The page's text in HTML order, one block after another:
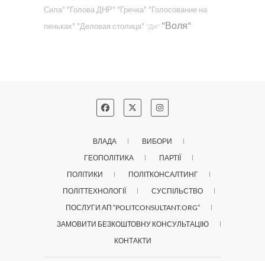
Сила" "Голова ДНР" "Гречка" "Голосование на
пеньках" "Деловая столица" "Дія" "Воля"
ВЛАДА
ВИБОРИ
ГЕОПОЛІТИКА
ПАРТІЇ
ПОЛІТИКИ
ПОЛІТКОНСАЛТИНГ
ПОЛІТТЕХНОЛОГІЇ
СУСПІЛЬСТВО
ПОСЛУГИ АП “POLITCONSULTANT.ORG”
ЗАМОВИТИ БЕЗКОШТОВНУ КОНСУЛЬТАЦІЮ
КОНТАКТИ